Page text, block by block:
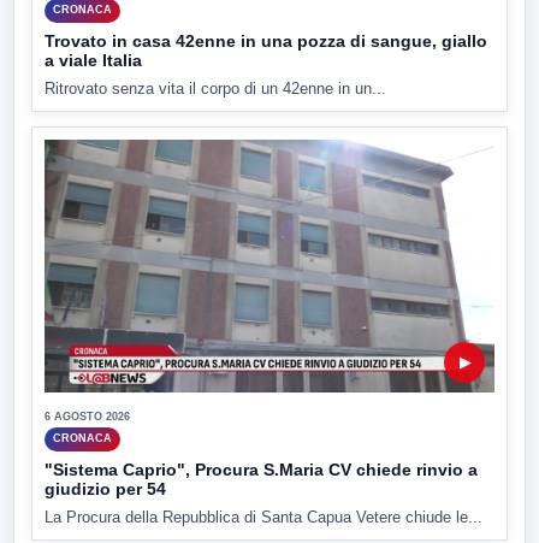
CRONACA
Trovato in casa 42enne in una pozza di sangue, giallo
a viale Italia
Ritrovato senza vita il corpo di un 42enne in un...
▶
6 AGOSTO 2026
CRONACA
"Sistema Caprio", Procura S.Maria CV chiede rinvio a
giudizio per 54
La Procura della Repubblica di Santa Capua Vetere chiude le...